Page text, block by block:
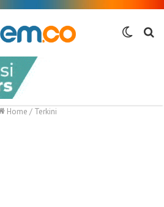
Switch
Home / Terkini